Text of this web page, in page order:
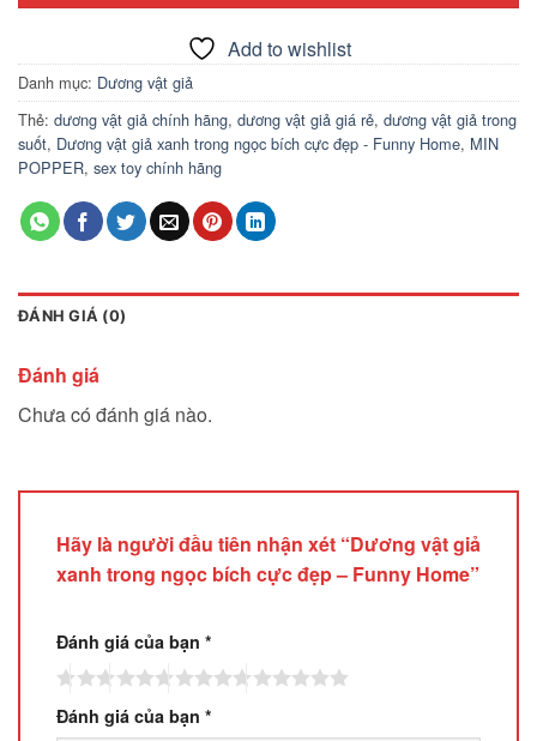
Add to wishlist
Danh mục: Dương vật giả
Thẻ: dương vật giả chính hãng, dương vật giả giá rẻ, dương vật giả trong
suốt, Dương vật giả xanh trong ngọc bích cực đẹp - Funny Home, MIN
POPPER, sex toy chính hãng
ĐÁNH GIÁ (0)
Đánh giá
Chưa có đánh giá nào.
Hãy là người đầu tiên nhận xét “Dương vật giả
xanh trong ngọc bích cực đẹp – Funny Home”
Đánh giá của bạn *
Đánh giá của bạn *